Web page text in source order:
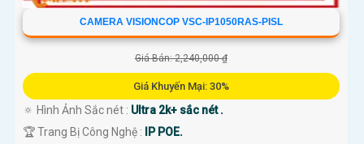
CAMERA VISIONCOP VSC-IP1050RAS-PISL
Giá Bán: 2,240,000 ₫
Giá Khuyến Mại: 30%
🔅 Hình Ảnh Sắc nét : Ultra 2k+ sắc nét .
🏆 Trang Bị Công Nghệ :
IP POE.